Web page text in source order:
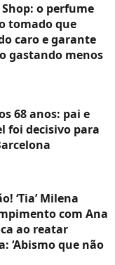
o perfume
tomado que
caro e garante
gastando menos
68 anos: pai e
foi decisivo para
‘Tia’ Milena
com Ana
ao reatar
‘Abismo que não